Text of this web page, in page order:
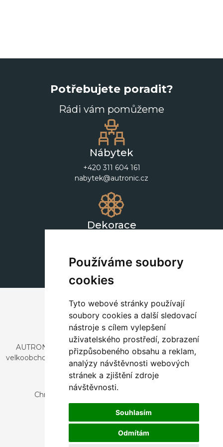
Používáme soubory
cookies
Tyto webové stránky používají
soubory cookies a další sledovací
nástroje s cílem vylepšení
uživatelského prostředí, zobrazení
přizpůsobeného obsahu a reklam,
analýzy návštěvnosti webových
stránek a zjištění zdroje
návštěvnosti.
Souhlasím
Odmítám
Potřebujete poradit?
Rádi vám pomůžeme
Nábytek
+420 311 604 161
nabytek@autronic.cz
Dekorace
AUTRONIC, s.r.o. je společnost zabývající se dovozem a
velkoobchodním prodejem designového i stylového nábytku
a dekorací.
Česká republika
Chrustenice 270, 267 12 Loděnice u Berouna
Slovensko
Nová 366, 032 02 Závažná Poruba